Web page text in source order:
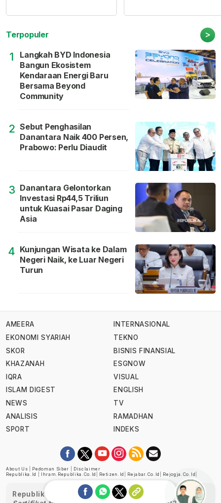
Terpopuler >
1
Langkah BYD Indonesia
Bangun Ekosistem
Kendaraan Energi Baru
Bersama Beyond
Community
2 Sebut Penghasilan
Danantara Naik 400 Persen,
Prabowo: Perlu Diaudit
3 Danantara Gelontorkan
Investasi Rp44,5 Triliun
untuk Kuasai Pasar Daging
Asia
4 Kunjungan Wisata ke Dalam
Negeri Naik, ke Luar Negeri
Turun
AMEERA
EKONOMI SYARIAH
SKOR
KHAZANAH
IQRA
ISLAM DIGEST
NEWS
ANALISIS
SPORT
INTERNASIONAL
TEKNO
BISNIS FINANSIAL
ESGNOW
VISUAL
ENGLISH
TV
RAMADHAN
INDEKS
About Us Pedoman Siber
Disclaimer
Republika.id
Ihram.republika.co.id Retizen.id Rejabar.co.id Rejogja.co.id
Republika telah diverifikasi oleh Dewan Pers